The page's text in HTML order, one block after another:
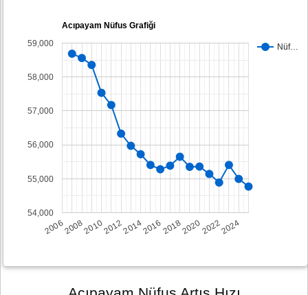
Acıpayam Nüfus Grafiği
Nüf…
2006200820102012201420162018202020222024
54,000
55,000
56,000
57,000
58,000
59,000